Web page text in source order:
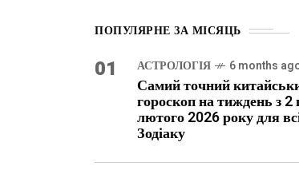
ПОПУЛЯРНЕ ЗА МІСЯЦЬ
01 АСТРОЛОГІЯ 6 months
Самий точний
гороскоп на тиждень з 2
лютого 2026 року для
Зодіаку